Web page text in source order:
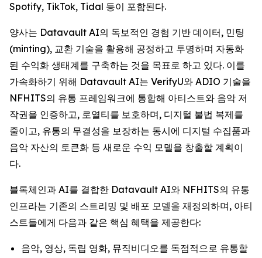
Spotify, TikTok, Tidal 등이 포함된다.
양사는 Datavault AI의 독보적인 경험 기반 데이터, 민팅
(minting), 교환 기술을 활용해 공정하고 투명하며 자동화
된 수익화 생태계를 구축하는 것을 목표로 하고 있다. 이를
가속화하기 위해 Datavault AI는 VerifyU와 ADIO 기술을
NFHITS의 유통 프레임워크에 통합해 아티스트와 음악 저
작권을 인증하고, 로열티를 보호하며, 디지털 불법 복제를
줄이고, 유통의 무결성을 보장하는 동시에 디지털 수집품과
음악 자산의 토큰화 등 새로운 수익 모델을 창출할 계획이
다.
블록체인과 AI를 결합한 Datavault AI와 NFHITS의 유통
인프라는 기존의 스트리밍 및 배포 모델을 재정의하며, 아티
스트들에게 다음과 같은 핵심 혜택을 제공한다:
음악, 영상, 독립 영화, 뮤직비디오를 독점적으로 유통할